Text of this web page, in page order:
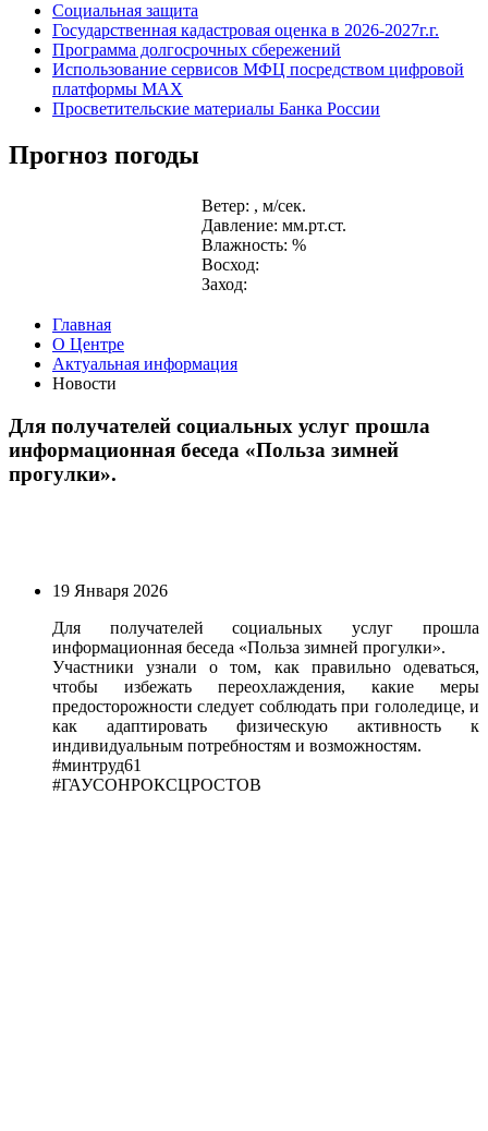
Социальная защита
Государственная кадастровая оценка в 2026-2027г.г.
Программа долгосрочных сбережений
Использование сервисов МФЦ посредством цифровой
платформы MAX
Просветительские материалы Банка России
Прогноз погоды
Ветер: , м/сек.
Давление: мм.рт.ст.
Влажность: %
Восход:
Заход:
Главная
О Центре
Актуальная информация
Новости
Для получателей социальных услуг прошла
информационная беседа «Польза зимней
прогулки».
19 Января 2026
Для получателей социальных услуг прошла
информационная беседа «Польза зимней прогулки».
Участники узнали о том, как правильно одеваться,
чтобы избежать переохлаждения, какие меры
предосторожности следует соблюдать при гололедице, и
как адаптировать физическую активность к
индивидуальным потребностям и возможностям.
#минтруд61
#ГАУСОНРОКСЦРОСТОВ